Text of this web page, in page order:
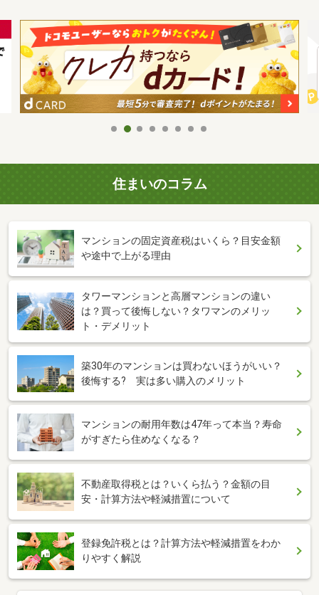
住まいのコラム
マンションの固定資産税はいくら？目安金額
や途中で上がる理由
タワーマンションと高層マンションの違い
は？買って後悔しない？タワマンのメリッ
ト・デメリット
築30年のマンションは買わないほうがいい？
後悔する? 実は多い購入のメリット
マンションの耐用年数は47年って本当？寿命
がすぎたら住めなくなる？
不動産取得税とは？いくら払う？金額の目
安・計算方法や軽減措置について
登録免許税とは？計算方法や軽減措置をわか
りやすく解説